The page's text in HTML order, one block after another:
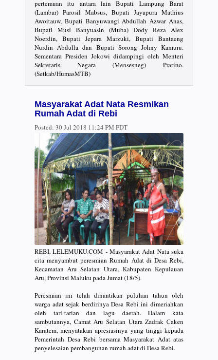
pertemuan itu antara lain Bupati Lampung Barat
(Lambar) Parosil Mabsus, Bupati Jayapura Mathius
Awoitauw, Bupati Banyuwangi Abdullah Azwar Anas,
Bupati Musi Banyuasin (Muba) Dody Reza Alex
Noerdin, Bupati Jepara Marzuki, Bupati Bantaeng
Nurdin Abdulla dan Bupati Sorong Johny Kamuru.
Sementara Presiden Jokowi didampingi oleh Menteri
Sekretaris Negara (Mensesneg) Pratino.
(Setkab/HumasMTB)
Masyarakat Adat Nata Resmikan
Rumah Adat di Rebi
Posted: 30 Jul 2018 11:24 PM PDT
REBI, LELEMUKU.COM - Masyarakat Adat Nata suka
cita menyambut peresmian Rumah Adat di Desa Rebi,
Kecamatan Aru Selatan Utara, Kabupaten Kepulauan
Aru, Provinsi Maluku pada Jumat (18/5).
Peresmian ini telah dinantikan puluhan tahun oleh
warga adat sejak berdirinya Desa Rebi ini dimeriahkan
oleh tari-tarian dan lagu daerah. Dalam kata
sambutannya, Camat Aru Selatan Utara Zadrak Caken
Karatem, menyatakan apresiasinya yang tinggi kepada
Pemerintah Desa Rebi bersama Masyarakat Adat atas
penyelesaian pembangunan rumah adat di Desa Rebi.